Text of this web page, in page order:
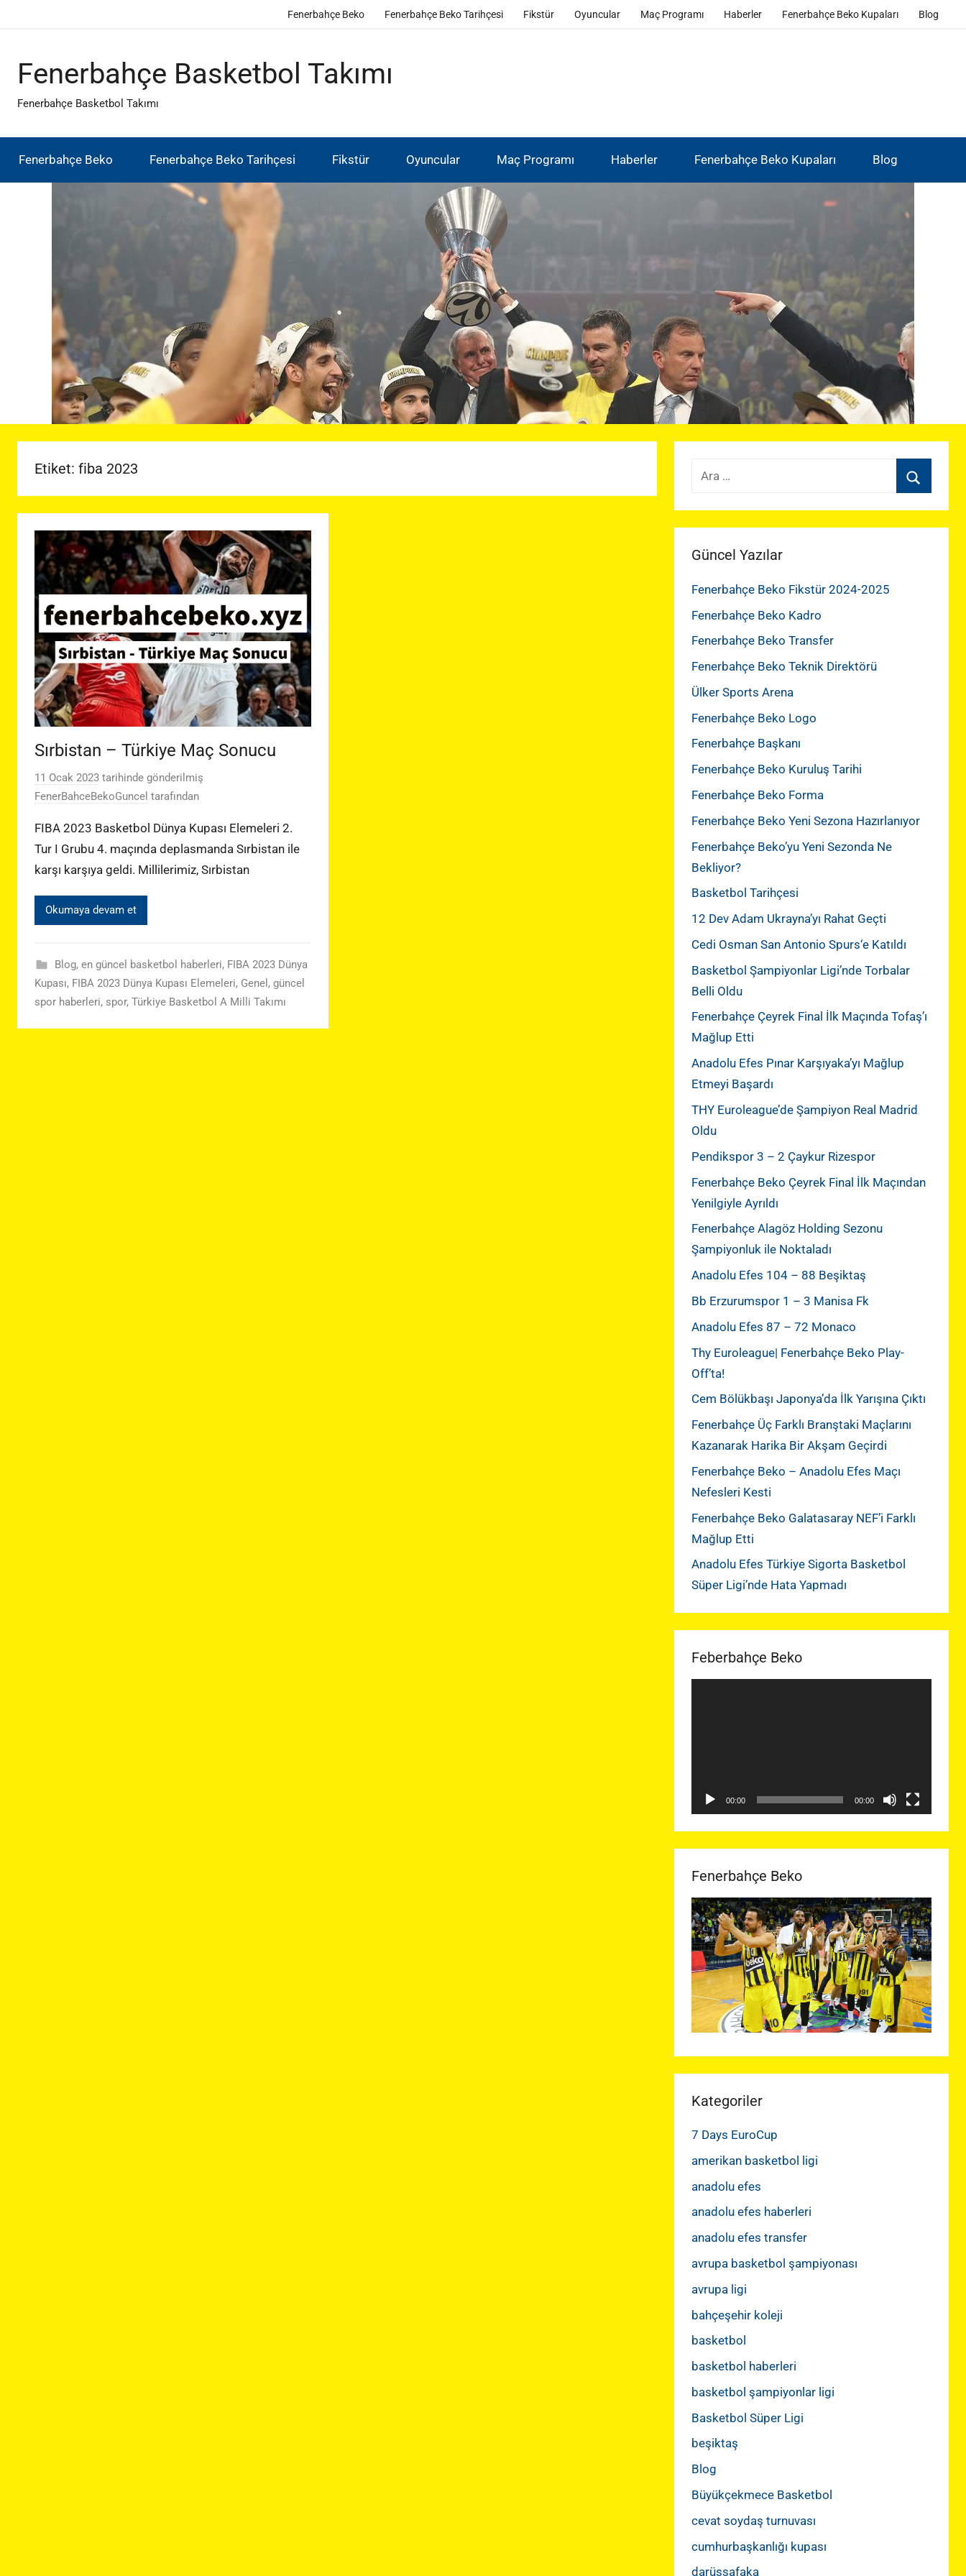
Fenerbahçe Beko Fenerbahçe Beko Tarihçesi Fikstür Oyuncular Maç Programı Haberler Fenerbahçe Beko Kupaları Blog
Fenerbahçe Basketbol Takımı
Fenerbahçe Basketbol Takımı
Fenerbahçe Beko Fenerbahçe Beko Tarihçesi Fikstür Oyuncular Maç Programı Haberler Fenerbahçe Beko Kupaları Blog
Etiket: fiba 2023
Sırbistan – Türkiye Maç Sonucu
11 Ocak 2023 tarihinde gönderilmiş
FenerBahceBekoGuncel tarafından
FIBA 2023 Basketbol Dünya Kupası Elemeleri 2.
Tur I Grubu 4. maçında deplasmanda Sırbistan ile
karşı karşıya geldi. Millilerimiz, Sırbistan
Okumaya devam et
Blog, en güncel basketbol haberleri, FIBA 2023 Dünya
Kupası, FIBA 2023 Dünya Kupası Elemeleri, Genel , güncel
spor haberleri, spor, Türkiye Basketbol A Milli Takımı
Arama:
Güncel Yazılar
Fenerbahçe Beko Fikstür 2024-2025
Fenerbahçe Beko Kadro
Fenerbahçe Beko Transfer
Fenerbahçe Beko Teknik Direktörü
Ülker Sports Arena
Fenerbahçe Beko Logo
Fenerbahçe Başkanı
Fenerbahçe Beko Kuruluş Tarihi
Fenerbahçe Beko Forma
Fenerbahçe Beko Yeni Sezona Hazırlanıyor
Fenerbahçe Beko’yu Yeni Sezonda Ne
Bekliyor?
Basketbol Tarihçesi
12 Dev Adam Ukrayna’yı Rahat Geçti
Cedi Osman San Antonio Spurs‘e Katıldı
Basketbol Şampiyonlar Ligi’nde Torbalar
Belli Oldu
Fenerbahçe Çeyrek Final İlk Maçında Tofaş’ı
Mağlup Etti
Anadolu Efes Pınar Karşıyaka’yı Mağlup
Etmeyi Başardı
THY Euroleague’de Şampiyon Real Madrid
Oldu
Pendikspor 3 – 2 Çaykur Rizespor
Fenerbahçe Beko Çeyrek Final İlk Maçından
Yenilgiyle Ayrıldı
Fenerbahçe Alagöz Holding Sezonu
Şampiyonluk ile Noktaladı
Anadolu Efes 104 – 88 Beşiktaş
Bb Erzurumspor 1 – 3 Manisa Fk
Anadolu Efes 87 – 72 Monaco
Thy Euroleague| Fenerbahçe Beko Play-
Off’ta!
Cem Bölükbaşı Japonya’da İlk Yarışına Çıktı
Fenerbahçe Üç Farklı Branştaki Maçlarını
Kazanarak Harika Bir Akşam Geçirdi
Fenerbahçe Beko – Anadolu Efes Maçı
Nefesleri Kesti
Fenerbahçe Beko Galatasaray NEF’i Farklı
Mağlup Etti
Anadolu Efes Türkiye Sigorta Basketbol
Süper Ligi’nde Hata Yapmadı
Feberbahçe Beko
00:00 00:00
Fenerbahçe Beko
Kategoriler
7 Days EuroCup
amerikan basketbol ligi
anadolu efes
anadolu efes haberleri
anadolu efes transfer
avrupa basketbol şampiyonası
avrupa ligi
bahçeşehir koleji
basketbol
basketbol haberleri
basketbol şampiyonlar ligi
Basketbol Süper Ligi
beşiktaş
Blog
Büyükçekmece Basketbol
cevat soydaş turnuvası
cumhurbaşkanlığı kupası
darüşşafaka